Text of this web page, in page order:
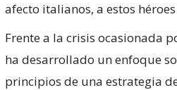
afecto italianos, a estos
Frente a la crisis ocasionada
ha desarrollado un enfoque
principios de una estrategia